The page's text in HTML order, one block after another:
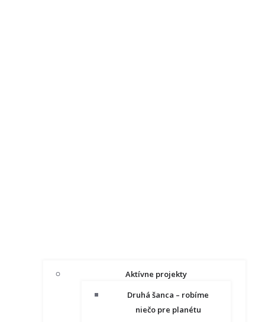
Aktívne projekty
Druhá šanca – robíme
niečo pre planétu